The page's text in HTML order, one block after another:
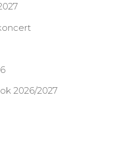
2026/2027